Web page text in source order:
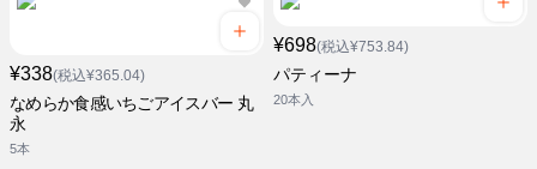
¥338(税込¥365.04)
なめらか食感いちごアイスバー 丸
永
5本
¥698(税込¥753.84)
パティーナ
20本入